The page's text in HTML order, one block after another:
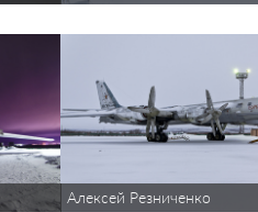
Алексей Резниченко